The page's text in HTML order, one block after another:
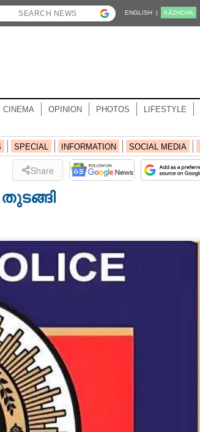
ENGLISH | KĀZHCHA
CINEMA OPINION PHOTOS LIFESTYLE
SPECIAL INFORMATION SOCIAL MEDIA
Share